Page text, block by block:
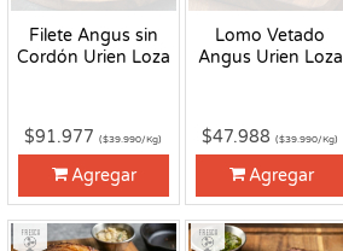
Filete Angus sin
Cordón Urien Loza
$91.977($39.990/Kg)
Agregar
Lomo Vetado
Angus Urien Loza
$47.988($39.990/Kg)
Agregar
Fresco Fresco